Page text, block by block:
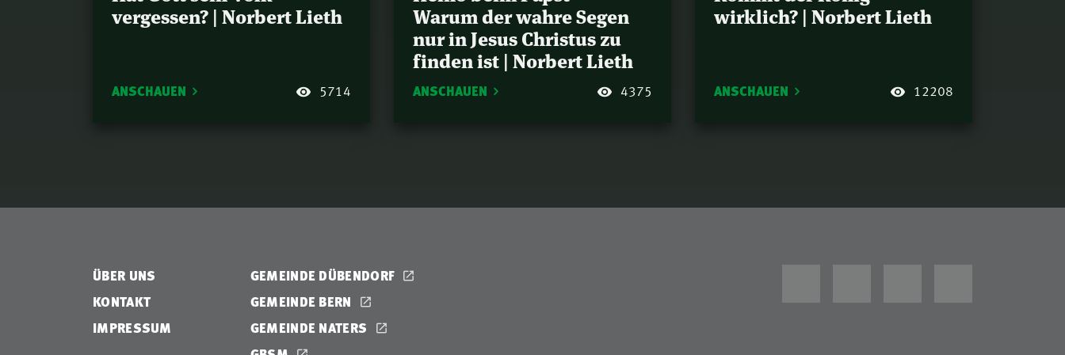
vergessen? | Norbert Lieth
ANSCHAUEN 5714
Warum der wahre Segen
nur in Jesus Christus zu
finden ist | Norbert Lieth
ANSCHAUEN 4375
wirklich? | Norbert Lieth
ANSCHAUEN 12208
ÜBER UNS
KONTAKT
IMPRESSUM
GEMEINDE DÜBENDORF
GEMEINDE BERN
GEMEINDE NATERS